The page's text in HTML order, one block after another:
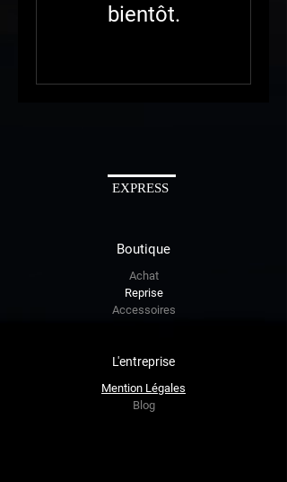
bientôt.
EXPRESS
Boutique
Achat
Reprise
Accessoires
L'entreprise
Mention Légal​es
Blog